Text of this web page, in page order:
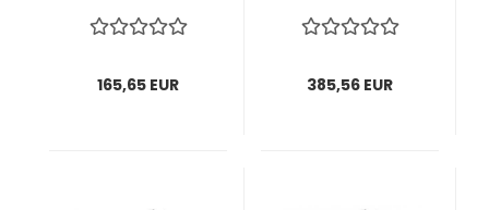
245x18,8x1,0 mm; 1
165,65 EUR
245x18,8x1,0 mm; 1
385,56 EUR